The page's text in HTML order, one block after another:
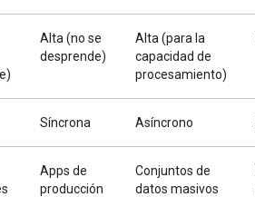
Alta (no se
desprende)
Alta (para la
capacidad de
procesamiento)
Síncrona Asíncrono
Apps de
producción
Conjuntos de
datos masivos